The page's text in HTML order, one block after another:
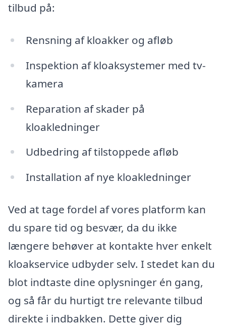
tilbud på:
Rensning af kloakker og afløb
Inspektion af kloaksystemer med tv-
kamera
Reparation af skader på
kloakledninger
Udbedring af tilstoppede afløb
Installation af nye kloakledninger
Ved at tage fordel af vores platform kan
du spare tid og besvær, da du ikke
længere behøver at kontakte hver enkelt
kloakservice udbyder selv. I stedet kan du
blot indtaste dine oplysninger én gang,
og så får du hurtigt tre relevante tilbud
direkte i indbakken. Dette giver dig